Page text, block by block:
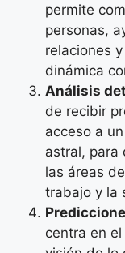
permite
personas,
relaciones
dinámica
Análisis
de recibir
acceso a
astral, para
las áreas
trabajo y la
centra en